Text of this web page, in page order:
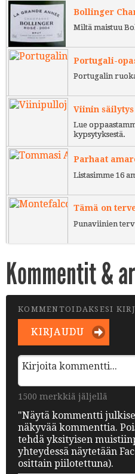
Bollinger
Miltä maistuu
Portugali-
Portugalin
Viinin
Lue
kypsytyksestä.
Parhaat
Listasimme 16
Tämä on
Punaviinien
Kommentit &
KOMMENTOIDAKSESI
KIRJAUDU
1500 merkkiä jäljellä
"Näytä kommentti
näkyvää kommenttia.
tehdä yksityisen
yhteydessä näytetään
osittain piilotettuna).